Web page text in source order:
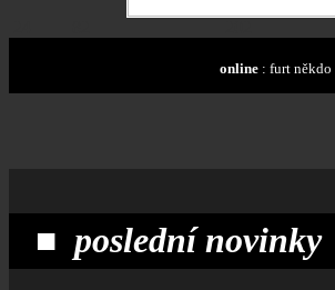
online : furt někdo
■ poslední novinky